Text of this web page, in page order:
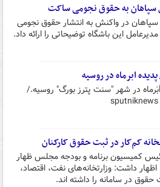
سپاهان به حقوق نجومی ساکت
سپاهان در واکنش به انتشار حقوق نجومی
این باشگاه توضیحاتی را ارائه داد.
ابرماه در روسیه
در شهر "سنت پترز بورگ" روسیه./
کمیسیون برنامه و بودجه مجلس ظهار
داشت: وزارتخانه‌های نفت، اقتصاد،
در سامانه را داشته اند.